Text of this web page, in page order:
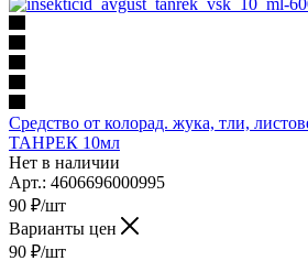
Средство от колорад. жука, тли,
ТАНРЕК 10мл
Нет в наличии
Арт.: 4606696000995
90 ₽/шт
Варианты цен
90 ₽/шт